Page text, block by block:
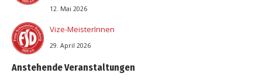
12. Mai 2026
Vize-MeisterInnen
29. April 2026
Anstehende Veranstaltungen